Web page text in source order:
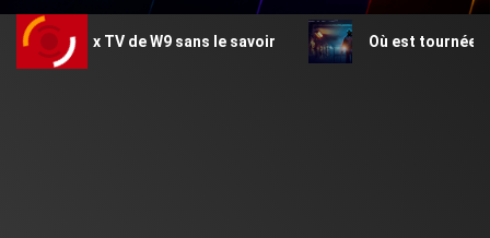
TV de W9 sans le savoir Où est tournée Zodiaque